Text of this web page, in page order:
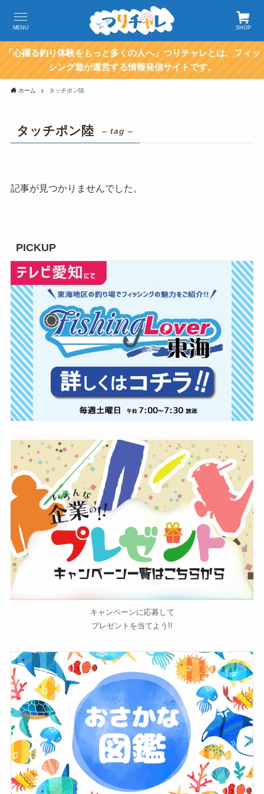
SHOP
MENU
「心躍る釣り体験をもっと多くの人へ」つりチャレとは、フィッ
シング遊が運営する情報発信サイトです。
ホーム タッチポン陸
タッチポン陸 – tag –
記事が見つかりませんでした。
PICKUP
キャンペーンに応募して
プレゼントを当てよう!!